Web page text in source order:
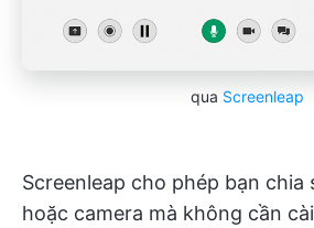
qua Screenleap
Screenleap cho phép bạn chia
hoặc camera mà không cần